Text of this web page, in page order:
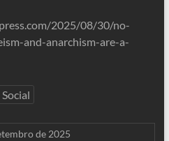
2025/08/30/no-
and-anarchism-are-a-
Social
de 2025